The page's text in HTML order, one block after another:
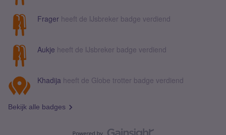
Frager heeft de IJsbreker badge verdiend
Aukje heeft de IJsbreker badge verdiend
Khadija heeft de Globe trotter badge verdiend
Bekijk alle badges